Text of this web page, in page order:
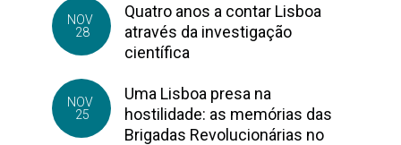
NOV
28
Quatro anos a contar Lisboa
através da investigação
científica
NOV
25
Uma Lisboa presa na
hostilidade: as memórias das
Brigadas Revolucionárias no